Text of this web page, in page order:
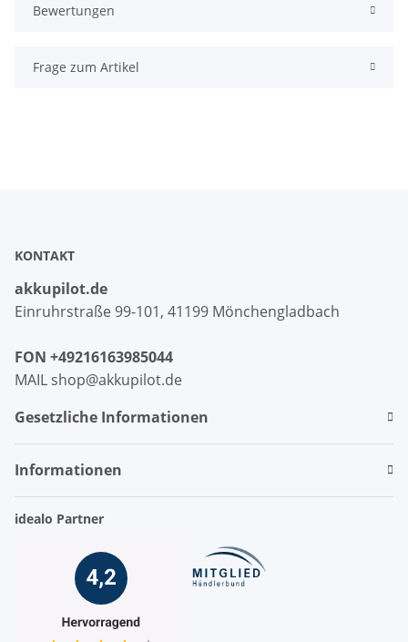
Bewertungen
Frage zum Artikel
KONTAKT
akkupilot.de
Einruhrstraße 99-101, 41199 Mönchengladbach
FON +49216163985044
MAIL shop@akkupilot.de
Gesetzliche Informationen
Informationen
idealo Partner